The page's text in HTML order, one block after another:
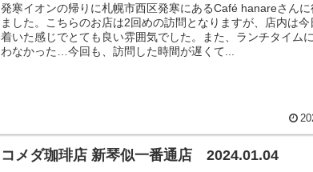
発寒イオンの帰りに札幌市西区発寒にあるCafé hanareさんに
ました。こちらのお店は2回めの訪問となりますが、店内は今
着いた感じでとても良い雰囲気でした。また、ランチタイム
わなかった…今回も、訪問した時間が遅くて...
コメダ珈琲店 新琴似一番通店 2024.01.04